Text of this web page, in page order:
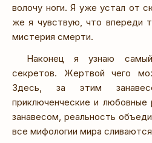
волочу ноги. Я уже устал от
же я чувствую, что впереди
мистерия смерти.
Наконец я узнаю
секретов. Жертвой чего
Здесь, за этим
приключенческие и
занавесом, реальность
все мифологии мира